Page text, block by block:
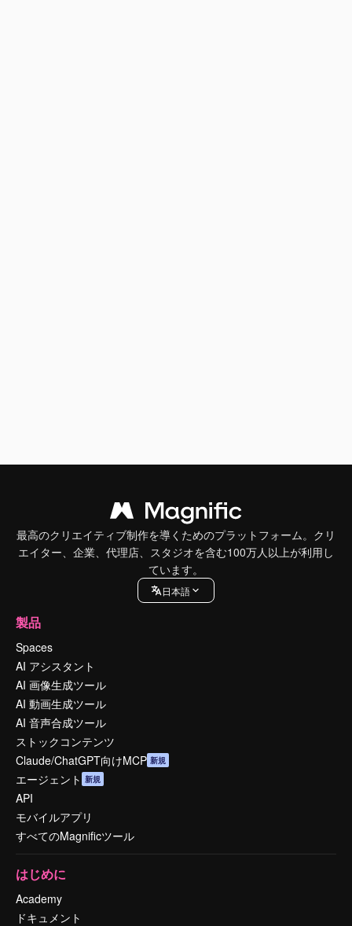
最高のクリエイティブ制作を導くためのプラットフォーム。クリ
エイター、企業、代理店、スタジオを含む100万人以上が利用し
ています。
日本語
製品
Spaces
AI アシスタント
AI 画像生成ツール
AI 動画生成ツール
AI 音声合成ツール
ストックコンテンツ
Claude/ChatGPT向けMCP 新規
エージェント 新規
API
モバイルアプリ
すべてのMagnificツール
はじめに
Academy
ドキュメント